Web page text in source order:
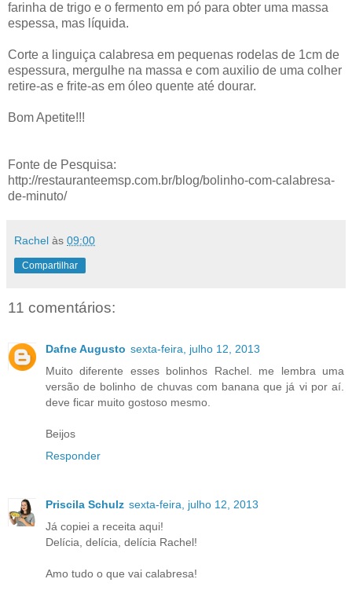
farinha de trigo e o fermento em pó para obter uma massa
espessa, mas líquida.
Corte a linguiça calabresa em pequenas rodelas de 1cm de
espessura, mergulhe na massa e com auxilio de uma colher
retire-as e frite-as em óleo quente até dourar.
Bom Apetite!!!
Fonte de Pesquisa:
http://restauranteemsp.com.br/blog/bolinho-com-calabresa-
de-minuto/
Rachel às 09:00
Compartilhar
11 comentários:
Dafne Augusto sexta-feira, julho 12, 2013
Muito diferente esses bolinhos Rachel. me lembra uma
versão de bolinho de chuvas com banana que já vi por aí.
deve ficar muito gostoso mesmo.
Beijos
Responder
Priscila Schulz sexta-feira, julho 12, 2013
Já copiei a receita aqui!
Delícia, delícia, delícia Rachel!
Amo tudo o que vai calabresa!